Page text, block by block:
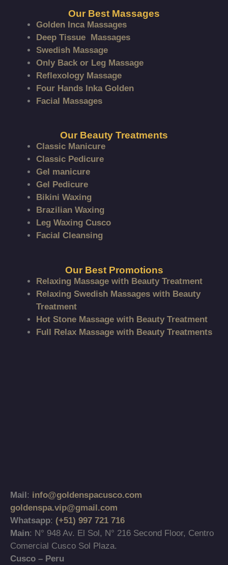
Our Best Massages
Golden Inca Massages
Deep Tissue Massages
Swedish Massage
Only Back or Leg Massage
Reflexology Massage
Four Hands Inka Golden
Facial Massages
Our Beauty Treatments
Classic Manicure
Classic Pedicure
Gel manicure
Gel Pedicure
Bikini Waxing
Brazilian Waxing
Leg Waxing Cusco
Facial Cleansing
Our Best Promotions
Relaxing Massage with Beauty Treatment
Relaxing Swedish Massages with Beauty
Treatment
Hot Stone Massage with Beauty Treatment
Full Relax Massage with Beauty Treatments
Mail: info@goldenspacusco.com
goldenspa.vip@gmail.com
Whatsapp: (+51) 997 721 716
Main: N° 948 Av. El Sol, N° 216 Second Floor, Centro
Comercial Cusco Sol Plaza.
Cusco – Peru